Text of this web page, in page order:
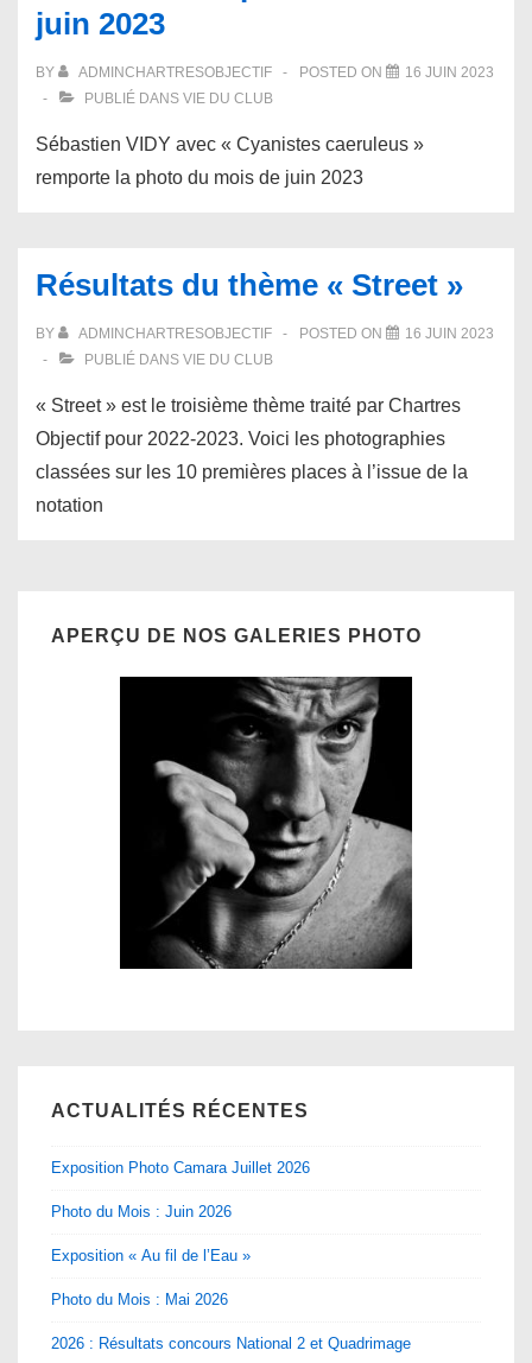
la
cathédrale
juin 2023
BY ADMINCHARTRESOBJECTIF POSTED ON
16 JUIN 2023
PUBLIÉ DANS VIE DU CLUB
Sébastien VIDY avec « Cyanistes caeruleus »
remporte la photo du mois de juin 2023
Résultats du thème « Street »
BY ADMINCHARTRESOBJECTIF POSTED ON
16 JUIN 2023
PUBLIÉ DANS VIE DU CLUB
« Street » est le troisième thème traité par Chartres
Objectif pour 2022-2023. Voici les photographies
classées sur les 10 premières places à l’issue de la
notation
APERÇU DE NOS GALERIES PHOTO
ACTUALITÉS RÉCENTES
Exposition Photo Camara Juillet 2026
Photo du Mois : Juin 2026
Exposition « Au fil de l’Eau »
Photo du Mois : Mai 2026
2026 : Résultats concours National 2 et Quadrimage